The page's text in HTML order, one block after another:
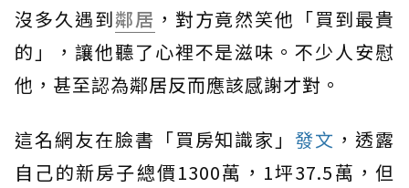
沒多久遇到鄰居 ，對方竟然笑他「買到最貴
的」，讓他聽了心裡不是滋味。不少人安慰
他，甚至認為鄰居反而應該感謝才對。
這名網友在臉書「買房知識家」 發文 ，透露
自己的新房子總價1300萬，1坪37.5萬，但